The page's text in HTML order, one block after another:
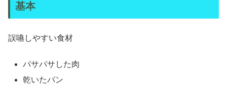
基本
誤嚥しやすい食材
パサパサした肉
乾いたパン